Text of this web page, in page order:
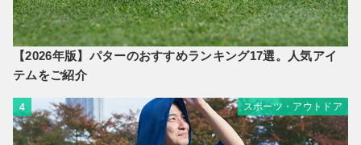
【2026年版】パターのおすすめランキング17選。人気アイ
テムをご紹介
4 スポーツ・アウトドア